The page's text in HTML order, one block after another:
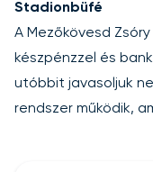
Stadionbüfé
A Mezőkövesd
készpénzzel és
utóbbit javasoljuk
rendszer működik,